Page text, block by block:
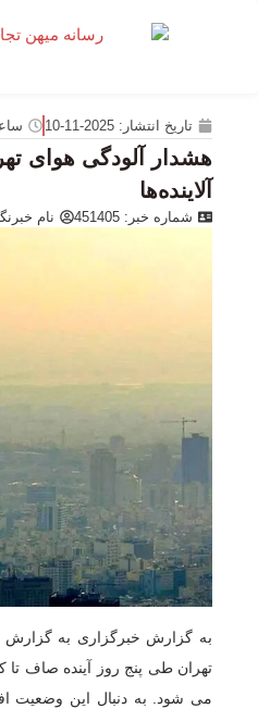
تاریخ انتشار: 2025-11-10
آلاینده‌ها
شماره خبر: 451405 نام
به گزارش خبرگزاری به گزارش
تهران طی پنج روز آینده صاف تا
می شود. به دنبال این وضعیت